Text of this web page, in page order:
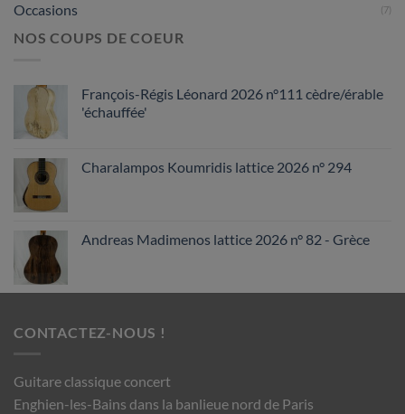
Occasions (7)
NOS COUPS DE COEUR
François-Régis Léonard 2026 n°111 cèdre/érable
'échauffée'
Charalampos Koumridis lattice 2026 n° 294
Andreas Madimenos lattice 2026 n° 82 - Grèce
CONTACTEZ-NOUS !
Guitare classique concert
Enghien-les-Bains dans la banlieue nord de Paris